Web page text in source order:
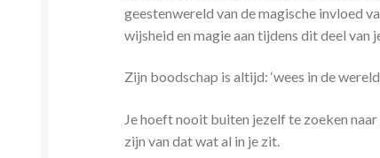
geestenwereld van de magische invloed
wijsheid en magie aan tijdens dit deel van
Zijn boodschap is altijd: ‘wees in de
Je hoeft nooit buiten jezelf te zoeken
zijn van dat wat al in je zit.